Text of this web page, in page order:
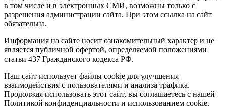
в том числе и в электронных СМИ, возможны только c
разрешения администрации сайта. При этом ссылка на сайт
обязательна.
Информация на сайте носит ознакомительный характер и не
является публичной офертой, определяемой положениями
статьи 437 Гражданского кодекса РФ.
Наш сайт использует файлы cookie для улучшения
взаимодействия с пользователями и анализа трафика.
Продолжая использовать этот сайт, вы соглашаетесь с нашей
Политикой конфиденциальности и использованием cookie.